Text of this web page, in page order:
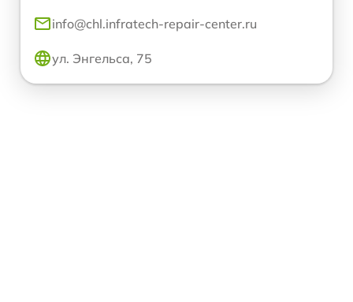
info@chl.infratech-repair-center.ru
ул. Энгельса, 75